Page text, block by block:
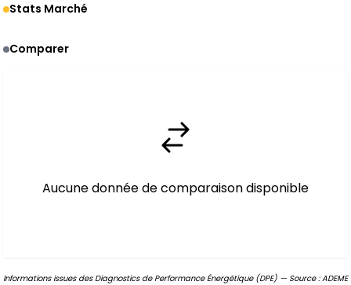
Stats Marché
Comparer
Aucune donnée de comparaison disponible
Informations issues des Diagnostics de Performance Énergétique (DPE) — Source : ADEME